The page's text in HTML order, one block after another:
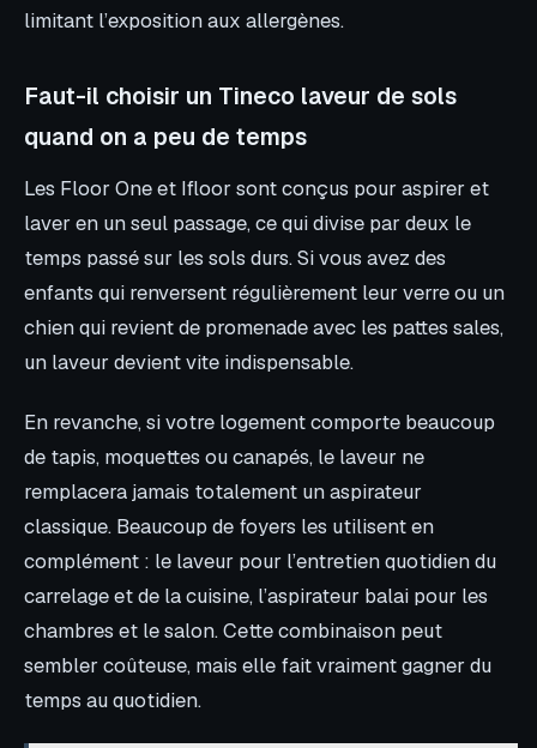
limitant l’exposition aux allergènes.
Faut-il choisir un Tineco laveur de sols
quand on a peu de temps
Les Floor One et Ifloor sont conçus pour aspirer et
laver en un seul passage, ce qui divise par deux le
temps passé sur les sols durs. Si vous avez des
enfants qui renversent régulièrement leur verre ou un
chien qui revient de promenade avec les pattes sales,
un laveur devient vite indispensable.
En revanche, si votre logement comporte beaucoup
de tapis, moquettes ou canapés, le laveur ne
remplacera jamais totalement un aspirateur
classique. Beaucoup de foyers les utilisent en
complément : le laveur pour l’entretien quotidien du
carrelage et de la cuisine, l’aspirateur balai pour les
chambres et le salon. Cette combinaison peut
sembler coûteuse, mais elle fait vraiment gagner du
temps au quotidien.